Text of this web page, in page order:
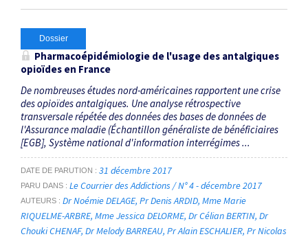
Dossier
Pharmacoépidémiologie de l'usage des antalgiques
opioïdes en France
De nombreuses études nord-américaines rapportent une crise
des opioïdes antalgiques. Une analyse rétrospective
transversale répétée des données des bases de données de
l'Assurance maladie (Échantillon généraliste de bénéficiaires
[EGB], Système national d'information interrégimes ...
DATE DE PARUTION 31 décembre 2017
PARU DANS Le Courrier des Addictions / N° 4 - décembre 2017
AUTEURS Dr Noémie DELAGE Pr Denis ARDID Mme Marie
RIQUELME-ARBRE Mme Jessica DELORME Dr Célian BERTIN Dr
Chouki CHENAF Dr Melody BARREAU Pr Alain ESCHALIER Pr Nicolas